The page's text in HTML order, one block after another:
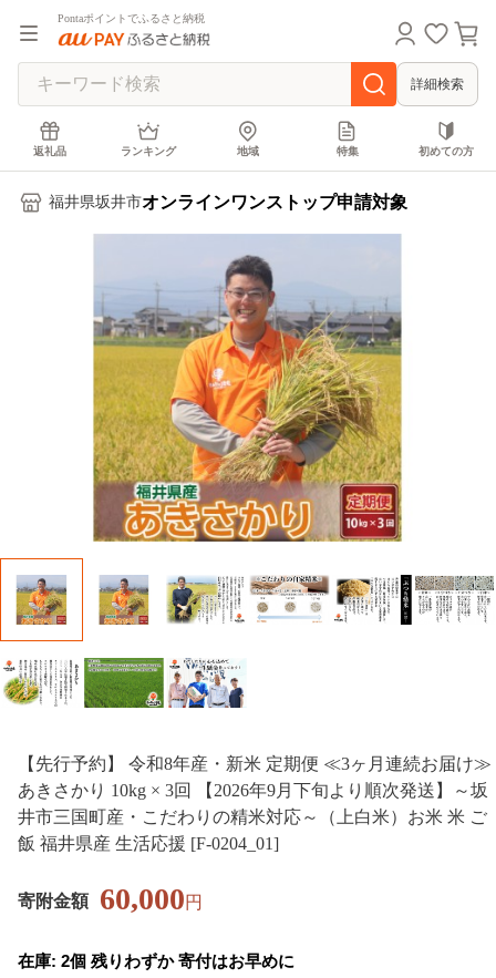
Pontaポイントでふるさと納税
詳細検索
返礼品 ランキング 地域 特集 初めての方
福井県坂井市オンラインワンストップ申請対象
【先行予約】 令和8年産・新米 定期便 ≪3ヶ月連続お届け≫
あきさかり 10kg × 3回 【2026年9月下旬より順次発送】～坂
井市三国町産・こだわりの精米対応～（上白米）お米 米 ご
飯 福井県産 生活応援 [F-0204_01]
寄附金額 60,000円
在庫: 2個 残りわずか 寄付はお早めに